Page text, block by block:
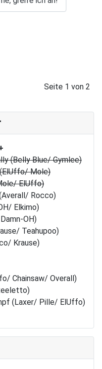
Seite 1 von 2
(Belly Blue/ Gymlee)
Mole)
ElUffo)
Rocco)
Elkimo)
OH)
Teahupoo)
Krause)
Chainsaw/ Overall)
(Laxer/ Pille/ ElUffo)